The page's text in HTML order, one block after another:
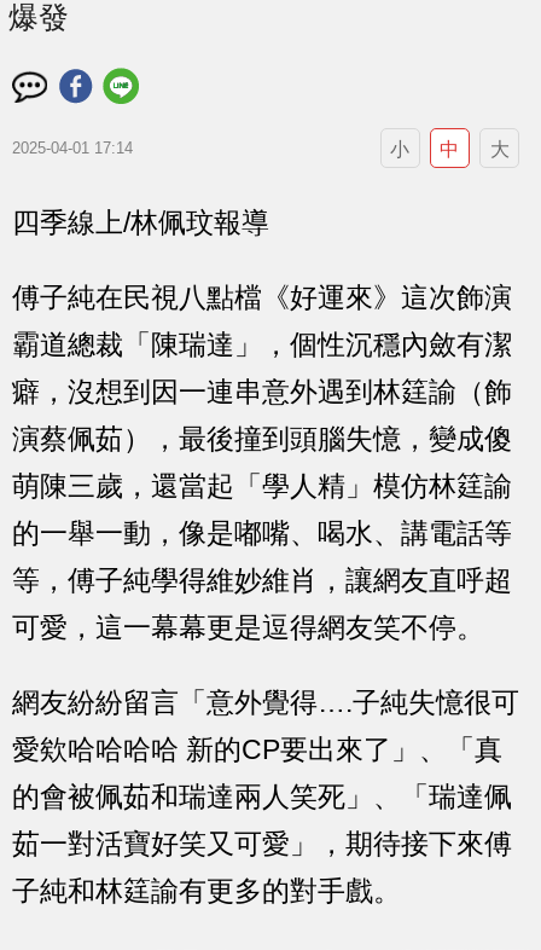
爆發
2025-04-01 17:14 小 中 大
四季線上/林佩玟報導
傅子純在民視八點檔《好運來》這次飾演
霸道總裁「陳瑞達」，個性沉穩內斂有潔
癖，沒想到因一連串意外遇到林筳諭（飾
演蔡佩茹），最後撞到頭腦失憶，變成傻
萌陳三歲，還當起「學人精」模仿林筳諭
的一舉一動，像是嘟嘴、喝水、講電話等
等，傅子純學得維妙維肖，讓網友直呼超
可愛，這一幕幕更是逗得網友笑不停。
網友紛紛留言「意外覺得….子純失憶很可
愛欸哈哈哈哈 新的CP要出來了」、「真
的會被佩茹和瑞達兩人笑死」、「瑞達佩
茹一對活寶好笑又可愛」，期待接下來傅
子純和林筳諭有更多的對手戲。